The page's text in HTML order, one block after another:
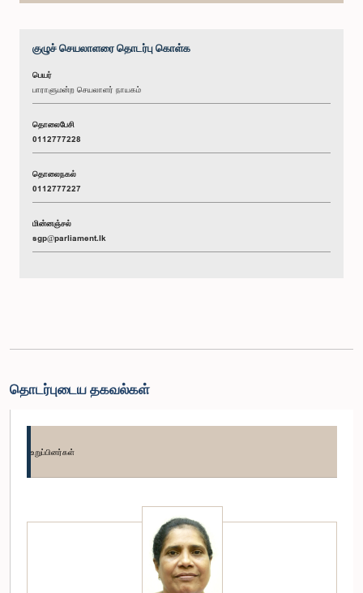
குழுச் செயலாளரை தொடர்பு கொள்க
பெயர்
பாராளுமன்ற செயலாளர் நாயகம்
தொலைபேசி
0112777228
தொலைநகல்
0112777227
மின்னஞ்சல்
sgp@parliament.lk
தொடர்புடைய தகவல்கள்
உறுப்பினர்கள்